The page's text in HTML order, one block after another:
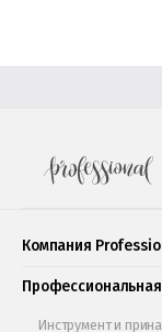
Компания
Инструмент и
Подарочные
Обучающее видео